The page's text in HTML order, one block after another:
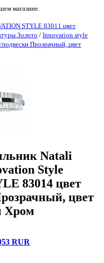
магазине.
STYLE 83011 цвет
Золото / Innovation style
Прозрачный, цвет
Natali
Style
83014 цвет
цвет
Хром
RUR